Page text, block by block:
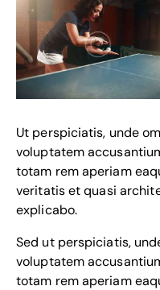
Ut perspiciatis, unde
voluptatem
totam rem aperiam
veritatis et quasi
explicabo.
Sed ut perspiciatis,
voluptatem
totam rem aperiam